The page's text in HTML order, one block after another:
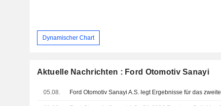
Dynamischer Chart
Aktuelle Nachrichten : Ford Otomotiv Sanayi
05.08.